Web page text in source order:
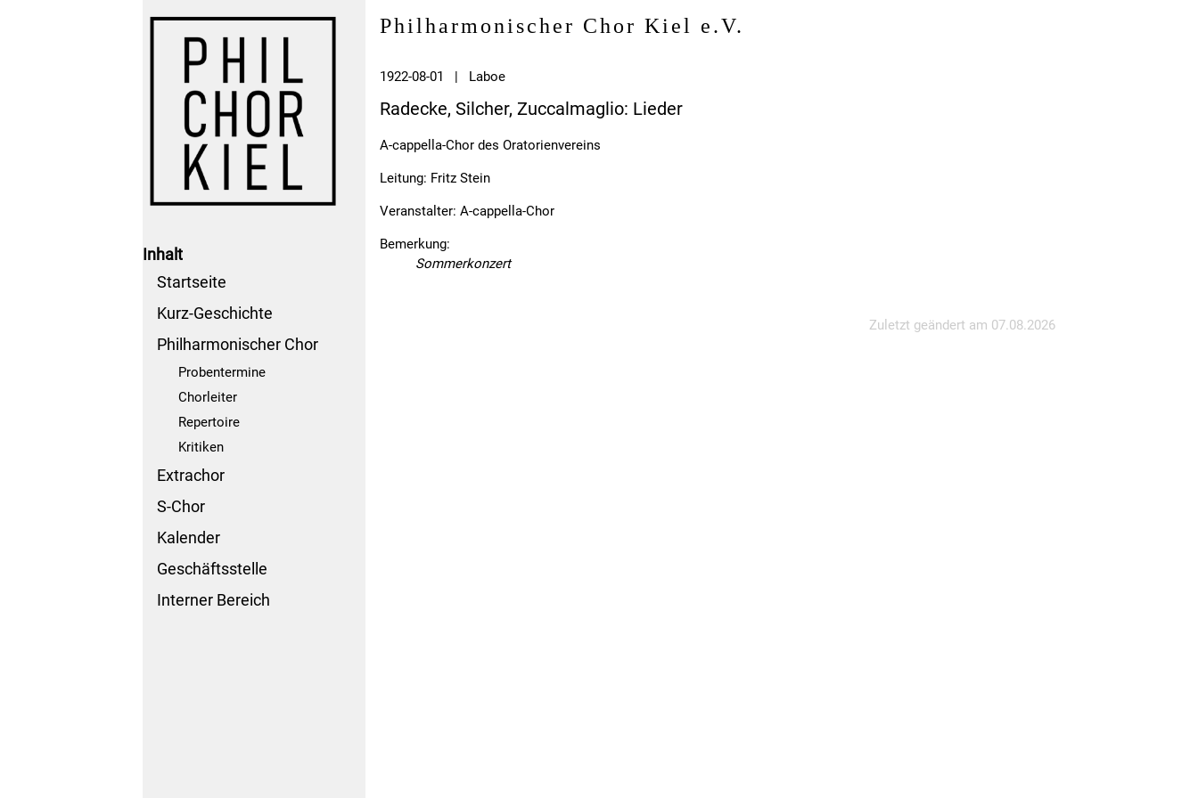
Inhalt
Startseite
Kurz-Geschichte
Philharmonischer Chor
Probentermine
Chorleiter
Repertoire
Kritiken
Extrachor
S-Chor
Kalender
Geschäftsstelle
Interner Bereich
Philharmonischer Chor Kiel e.V.
1922-08-01 | Laboe
Radecke, Silcher, Zuccalmaglio: Lieder
A-cappella-Chor des Oratorienvereins
Leitung: Fritz Stein
Veranstalter: A-cappella-Chor
Bemerkung:
Sommerkonzert
Zuletzt geändert am 07.08.2026